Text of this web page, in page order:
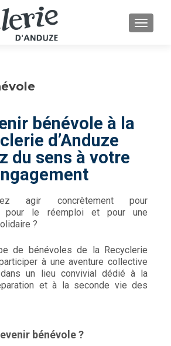
bénévole à la
d’Anduze
du sens à votre
agir concrètement pour
pour le réemploi et pour une
?
de bénévoles de la Recyclerie
participer à une aventure collective
un lieu convivial dédié à la
et à la seconde vie des
bénévole ?